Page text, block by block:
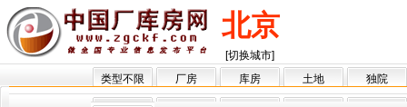
北京
[切换城市]
类型不限
厂房 库房 土地 独院